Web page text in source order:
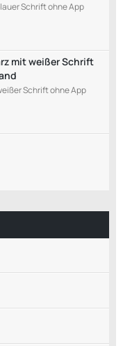
Schrift ohne App
mit weißer Schrift
Schrift ohne App